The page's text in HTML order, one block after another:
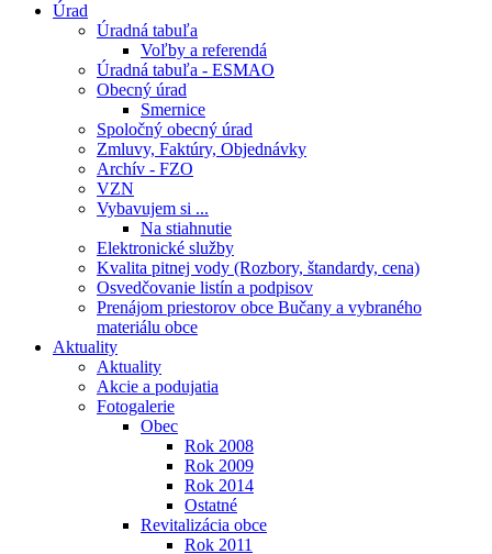
Úrad
Úradná tabuľa
Voľby a referendá
Úradná tabuľa - ESMAO
Obecný úrad
Smernice
Spoločný obecný úrad
Zmluvy, Faktúry, Objednávky
Archív - FZO
VZN
Vybavujem si ...
Na stiahnutie
Elektronické služby
Kvalita pitnej vody (Rozbory, štandardy, cena)
Osvedčovanie listín a podpisov
Prenájom priestorov obce Bučany a vybraného
materiálu obce
Aktuality
Aktuality
Akcie a podujatia
Fotogalerie
Obec
Rok 2008
Rok 2009
Rok 2014
Ostatné
Revitalizácia obce
Rok 2011